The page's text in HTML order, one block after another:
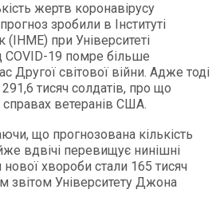
жертв коронавірусу
зробили в Інституті
при Університеті
COVID-19 помре більше
Другої світової війни. Адже тоді
тисяч солдатів, про що
справах ветеранів США.
що прогнозована кількість
вдвічі перевищує нинішні
хвороби стали 165 тисяч
звітом Університету Джона